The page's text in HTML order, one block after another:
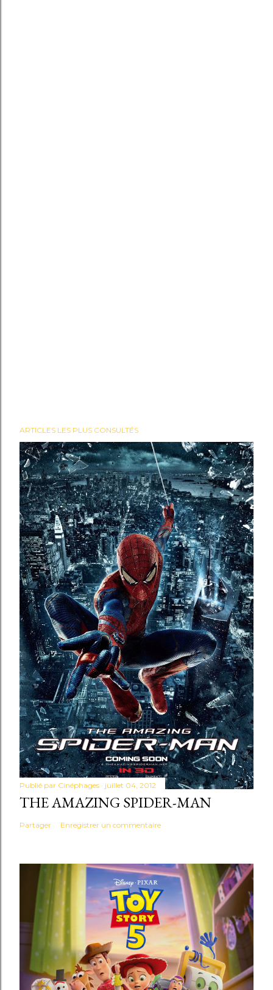
ARTICLES LES PLUS CONSULTÉS
Publié par Cinéphages juillet 04, 2012
THE AMAZING SPIDER-MAN
Partager Enregistrer un commentaire